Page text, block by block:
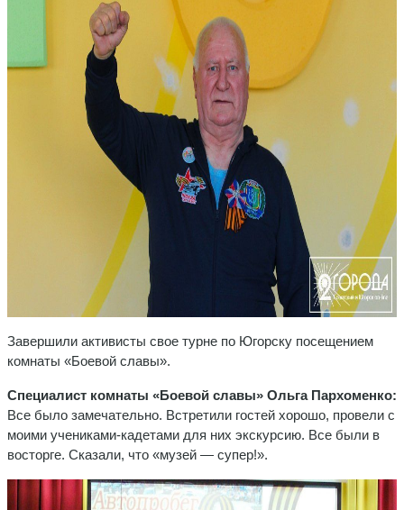
Завершили активисты свое турне по Югорску посещением
комнаты «Боевой славы».
Специалист комнаты «Боевой славы» Ольга Пархоменко:
Все было замечательно. Встретили гостей хорошо, провели с
моими учениками-кадетами для них экскурсию. Все были в
восторге. Сказали, что «музей — супер!».